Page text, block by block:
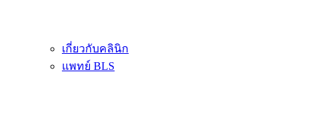
เกี่ยวกับคลินิก
แพทย์ BLS